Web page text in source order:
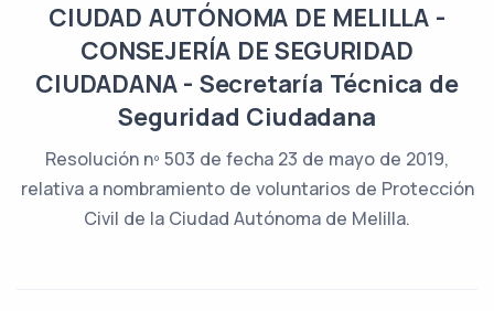
CIUDAD AUTÓNOMA DE MELILLA -
CONSEJERÍA DE SEGURIDAD
CIUDADANA - Secretaría Técnica de
Seguridad Ciudadana
Resolución nº 503 de fecha 23 de mayo de 2019,
relativa a nombramiento de voluntarios de Protección
Civil de la Ciudad Autónoma de Melilla.